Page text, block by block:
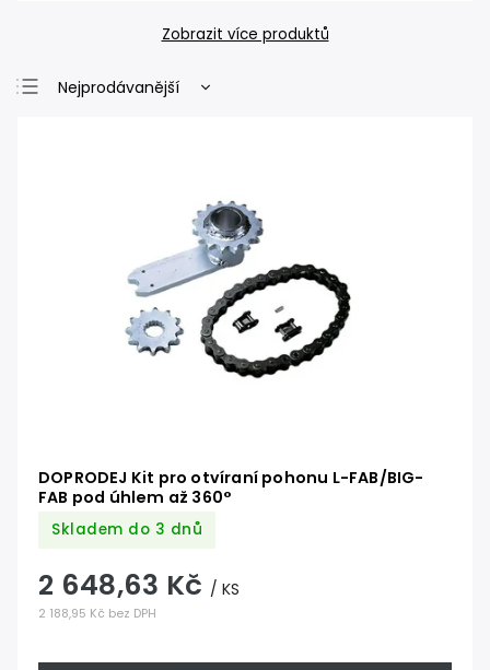
Zobrazit více produktů
Nejprodávanější
DOPRODEJ Kit pro otvíraní pohonu L-FAB/BIG-
FAB pod úhlem až 360°
Skladem do 3 dnů
2 188,95 Kč bez DPH
2 648,63 Kč / KS